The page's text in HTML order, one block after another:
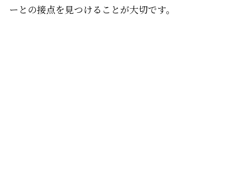
ーとの接点を見つけることが大切です。